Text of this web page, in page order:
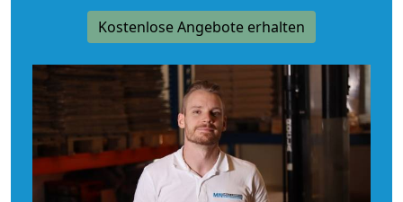
Kostenlose Angebote erhalten